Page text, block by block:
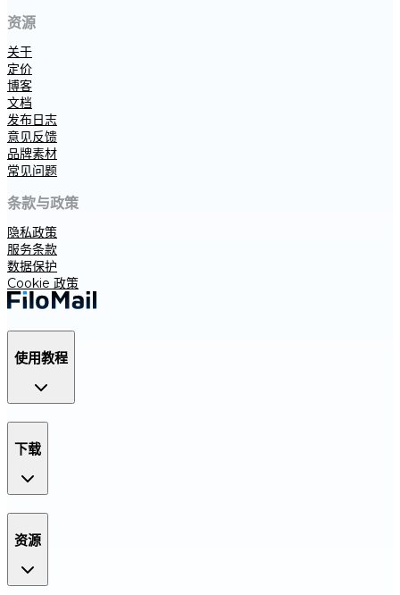
资源
关于
定价
博客
文档
发布日志
意见反馈
品牌素材
常见问题
条款与政策
隐私政策
服务条款
数据保护
Cookie 政策
使用教程
下载
资源